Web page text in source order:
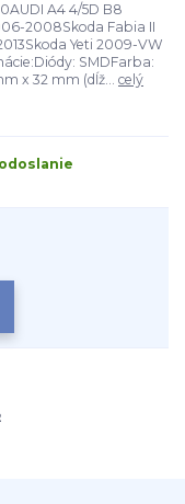
A4 4/5D B8
2008Skoda Fabia II
Yeti 2009-VW
SMDFarba:
x 32 mm (dĺž... celý